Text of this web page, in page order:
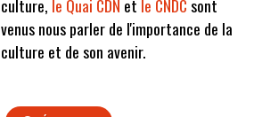
culture, le Quai CDN et le CNDCsont
venus nous parler de l'importance de la
culture et de son avenir.